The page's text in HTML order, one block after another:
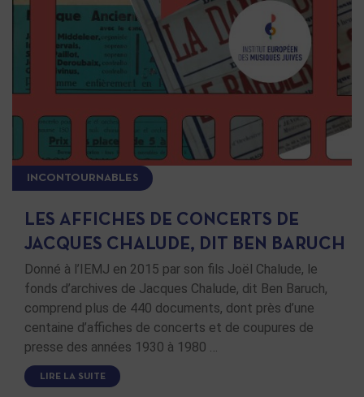
INCONTOURNABLES
LES AFFICHES DE CONCERTS DE
JACQUES CHALUDE, DIT BEN BARUCH
Donné à l’IEMJ en 2015 par son fils Joël Chalude, le
fonds d’archives de Jacques Chalude, dit Ben Baruch,
comprend plus de 440 documents, dont près d’une
centaine d’affiches de concerts et de coupures de
presse des années 1930 à 1980 …
LIRE LA SUITE